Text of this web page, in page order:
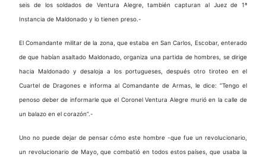
seis de los soldados de Ventura Alegre, también capturan al Juez de 1ª
Instancia de Maldonado y lo tienen preso.-
El Comandante militar de la zona, que estaba en San Carlos, Escobar, enterado
de que habían asaltado Maldonado, organiza una partida de hombres, se dirige
hacia Maldonado y desaloja a los portugueses, después otro tiroteo en el
Cuartel de Dragones e informa al Comandante de Armas, le dice: “Tengo el
penoso deber de informarle que el Coronel Ventura Alegre murió en la calle de
un balazo en el corazón”.-
Uno no puede dejar de pensar cómo este hombre -que fue un revolucionario,
un revolucionario de Mayo, que combatió en todos estos países, que usaba la